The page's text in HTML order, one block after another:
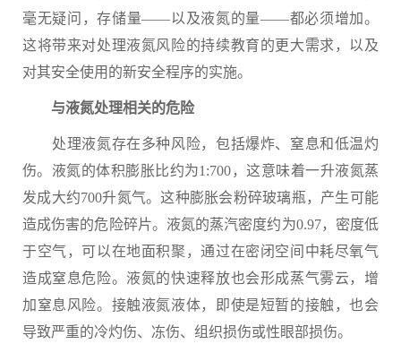
毫无疑问，存储量——以及液氮的量——都必须增加。
这将带来对处理液氮风险的持续教育的更大需求，以及
对其安全使用的新安全程序的实施。
与液氮处理相关的危险
处理液氮存在多种风险，包括爆炸、窒息和低温灼
伤。液氮的体积膨胀比约为1:700，这意味着一升液氮蒸
发成大约700升氮气。这种膨胀会粉碎玻璃瓶，产生可能
造成伤害的危险碎片。液氮的蒸汽密度约为0.97，密度低
于空气，可以在地面积聚，通过在密闭空间中耗尽氧气
造成窒息危险。液氮的快速释放也会形成蒸气雾云，增
加窒息风险。接触液氮液体，即使是短暂的接触，也会
导致严重的冷灼伤、冻伤、组织损伤或性眼部损伤。